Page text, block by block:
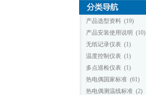
产品选型资料(19)
产品安装使用说明 (10)
无纸记录仪表(1)
温度控制仪表(1)
多点巡检仪表(1)
热电偶国家标准(61)
热电偶测温线标准(2)